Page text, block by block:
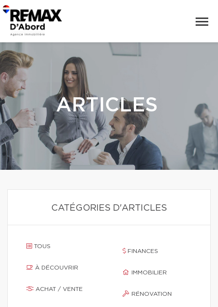
ARTICLES
CATÉGORIES D'ARTICLES
TOUS
À DÉCOUVRIR
ACHAT / VENTE
FINANCES
IMMOBILIER
RÉNOVATION